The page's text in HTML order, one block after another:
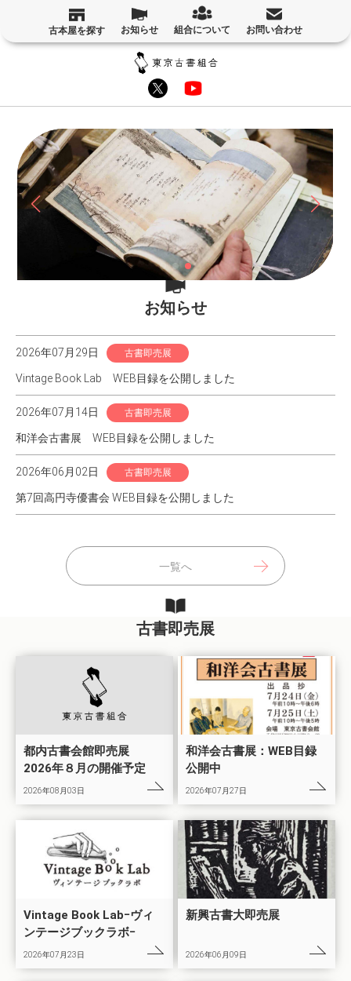
古本屋を探す お知らせ 組合について お問い合わせ
お知らせ
2026年07月29日 古書即売展
Vintage Book Lab WEB目録を公開しました
2026年07月14日 古書即売展
和洋会古書展 WEB目録を公開しました
2026年06月02日 古書即売展
第7回高円寺優書会 WEB目録を公開しました
一覧へ
古書即売展
都内古書会館即売展
2026年８月の開催予定
2026年08月03日
和洋会古書展：WEB目録
公開中
2026年07月27日
Vintage Book Labｰヴィ
ンテージブックラボｰ
2026年07月23日
新興古書大即売展
2026年06月09日